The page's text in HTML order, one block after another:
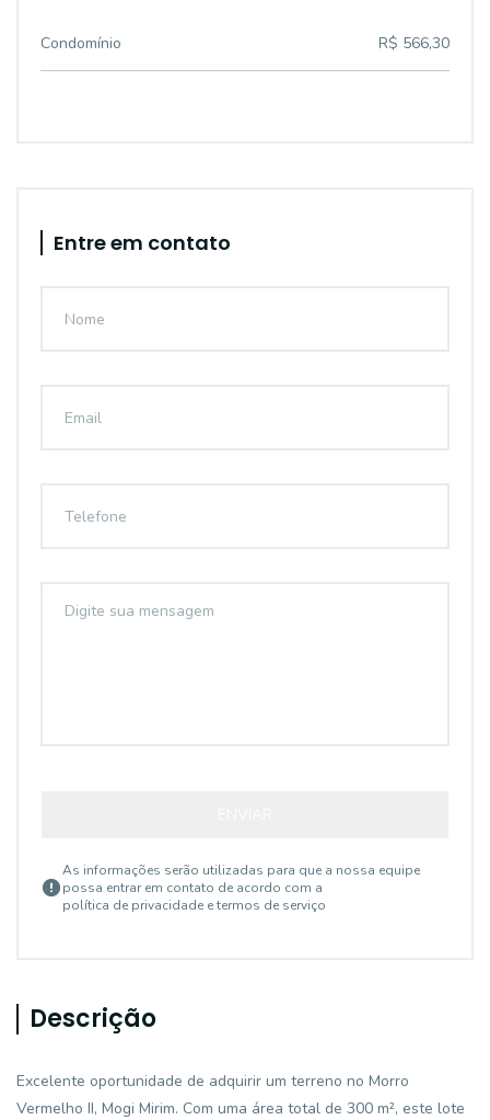
Condomínio R$ 566,30
Entre em contato
As informações serão utilizadas para que a nossa equipe
possa entrar em contato de acordo com a
política de privacidade e termos de serviço
Descrição
Excelente oportunidade de adquirir um terreno no Morro
Vermelho II, Mogi Mirim. Com uma área total de 300 m², este lote